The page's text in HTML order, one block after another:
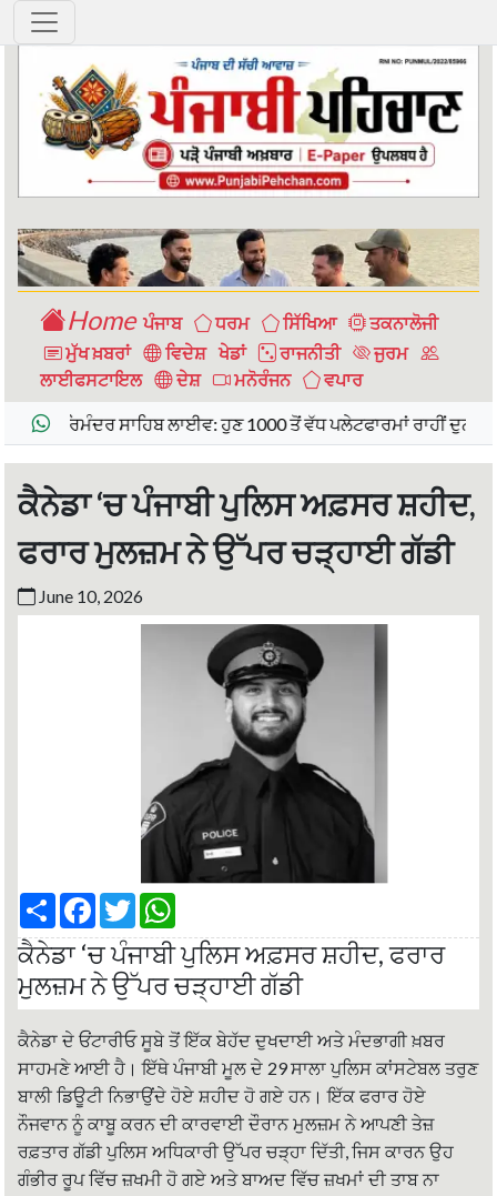
Home ਪੰਜਾਬ ਧਰਮ ਸਿੱਖਿਆ
ਤਕਨਾਲੋਜੀ
ਮੁੱਖ ਖ਼ਬਰਾਂ
ਵਿਦੇਸ਼ ਖੇਡਾਂ ਰਾਜਨੀਤੀ
ਜੁਰਮ
ਲਾਈਫਸਟਾਇਲ
ਦੇਸ਼ ਮਨੋਰੰਜਨ ਵਪਾਰ
ਸਾਹਿਬ ਲਾਈਵ: ਹੁਣ 1000 ਤੋਂ ਵੱਧ ਪਲੇਟਫਾਰਮਾਂ ਰਾਹੀਂ ਦੁਨੀਆ ਭਰ ਵਿੱਚ
ਕੈਨੇਡਾ ‘ਚ ਪੰਜਾਬੀ ਪੁਲਿਸ ਅਫ਼ਸਰ ਸ਼ਹੀਦ,
ਫਰਾਰ ਮੁਲਜ਼ਮ ਨੇ ਉੱਪਰ ਚੜ੍ਹਾਈ ਗੱਡੀ
June 10, 2026
S
a
r
F
c
e
b
o
o
T
w
i
t
t
e
r
a
t
A
p
ਕੈਨੇਡਾ ‘ਚ ਪੰਜਾਬੀ ਪੁਲਿਸ ਅਫ਼ਸਰ ਸ਼ਹੀਦ, ਫਰਾਰ
ਮੁਲਜ਼ਮ ਨੇ ਉੱਪਰ ਚੜ੍ਹਾਈ ਗੱਡੀ
ਕੈਨੇਡਾ ਦੇ ਓਂਟਾਰੀਓ ਸੂਬੇ ਤੋਂ ਇੱਕ ਬੇਹੱਦ ਦੁਖਦਾਈ ਅਤੇ ਮੰਦਭਾਗੀ ਖ਼ਬਰ
ਸਾਹਮਣੇ ਆਈ ਹੈ। ਇੱਥੇ ਪੰਜਾਬੀ ਮੂਲ ਦੇ 29ਸਾਲਾ ਪੁਲਿਸ ਕਾਂਸਟੇਬਲ ਤਰੁਣ
ਬਾਲੀ ਡਿਊਟੀ ਨਿਭਾਉਂਦੇ ਹੋਏ ਸ਼ਹੀਦ ਹੋ ਗਏ ਹਨ। ਇੱਕ ਫਰਾਰ ਹੋਏ
ਨੌਜਵਾਨ ਨੂੰ ਕਾਬੂ ਕਰਨ ਦੀ ਕਾਰਵਾਈ ਦੌਰਾਨ ਮੁਲਜ਼ਮ ਨੇ ਆਪਣੀ ਤੇਜ਼
ਰਫ਼ਤਾਰ ਗੱਡੀ ਪੁਲਿਸ ਅਧਿਕਾਰੀ ਉੱਪਰ ਚੜ੍ਹਾ ਦਿੱਤੀ, ਜਿਸ ਕਾਰਨ ਉਹ
ਗੰਭੀਰ ਰੂਪ ਵਿੱਚ ਜ਼ਖਮੀ ਹੋ ਗਏ ਅਤੇ ਬਾਅਦ ਵਿੱਚ ਜ਼ਖਮਾਂ ਦੀ ਤਾਬ ਨਾ